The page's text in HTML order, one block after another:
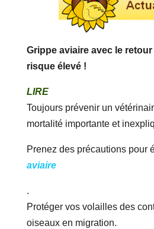
Grippe aviaire avec le
risque élevé !
LIRE
Toujours prévenir un
mortalité importante et
Prenez des précautions pour
aviaire
.
Protéger vos volailles des
oiseaux en migration.